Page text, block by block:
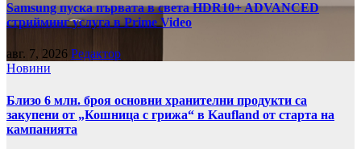
Samsung пуска първата в света HDR10+ ADVANCED
стрийминг услуга в Prime Video
авг. 7, 2026 Редактор
Новини
Близо 6 млн. броя основни хранителни продукти са
закупени от „Кошница с грижа“ в Kaufland от старта на
кампанията